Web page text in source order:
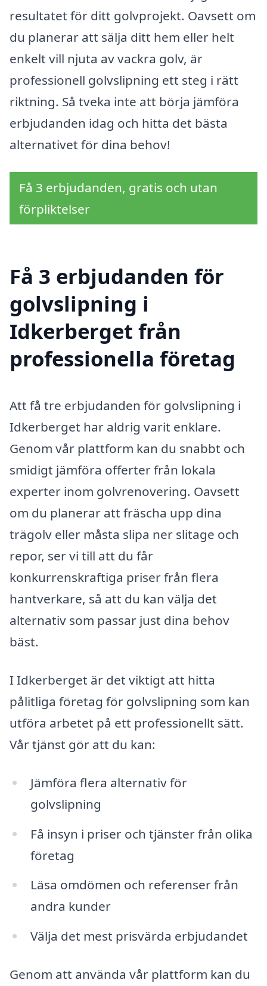
resultatet för ditt golvprojekt. Oavsett om
du planerar att sälja ditt hem eller helt
enkelt vill njuta av vackra golv, är
professionell golvslipning ett steg i rätt
riktning. Så tveka inte att börja jämföra
erbjudanden idag och hitta det bästa
alternativet för dina behov!
Få 3 erbjudanden, gratis och utan
förpliktelser
Få 3 erbjudanden för
golvslipning i
Idkerberget från
professionella företag
Att få tre erbjudanden för golvslipning i
Idkerberget har aldrig varit enklare.
Genom vår plattform kan du snabbt och
smidigt jämföra offerter från lokala
experter inom golvrenovering. Oavsett
om du planerar att fräscha upp dina
trägolv eller måsta slipa ner slitage och
repor, ser vi till att du får
konkurrenskraftiga priser från flera
hantverkare, så att du kan välja det
alternativ som passar just dina behov
bäst.
I Idkerberget är det viktigt att hitta
pålitliga företag för golvslipning som kan
utföra arbetet på ett professionellt sätt.
Vår tjänst gör att du kan:
Jämföra flera alternativ för
golvslipning
Få insyn i priser och tjänster från olika
företag
Läsa omdömen och referenser från
andra kunder
Välja det mest prisvärda erbjudandet
Genom att använda vår plattform kan du